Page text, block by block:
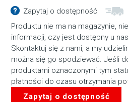
Zapytaj o dostępność
Produktu nie ma na magazynie,
informacji, czy jest dostępny u
Skontaktuj się z nami, a my
można się go spodziewać. Jeśli
produktami oznaczonymi tym
płatności do czasu otrzymania
Zapytaj o dostępność